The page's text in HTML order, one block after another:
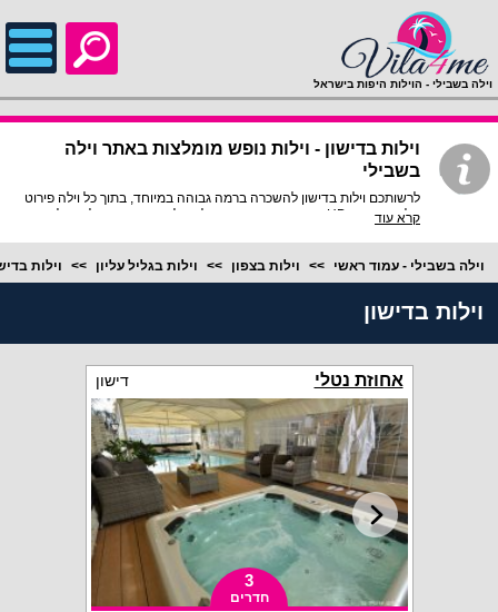
וילה בשבילי - הוילות היפות בישראל
וילות בדישון - וילות נופש מומלצות באתר וילה
בשבילי
לרשותכם וילות בדישון להשכרה ברמה גבוהה במיוחד, בתוך כל וילה פירוט
מלא, תמונות HD והכי חשוב התאמה מלאה לסמארטפונים ולטאבלטים,
קרא עוד
וילה בשבילי - עמוד ראשי וילות בצפון וילות בגליל עליון וילות
וילות בדישון
אחוזת נטלי דישון
3
חדרים